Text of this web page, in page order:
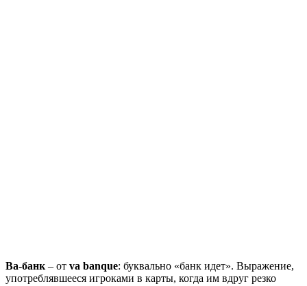
Ва-банк – от va banque: буквально «банк идет». Выражение,
употреблявшееся игроками в карты, когда им вдруг резко